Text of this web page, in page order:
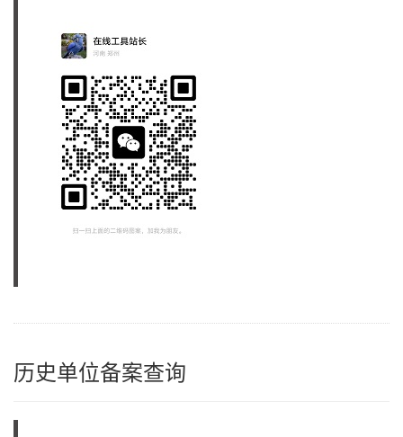
历史单位备案查询